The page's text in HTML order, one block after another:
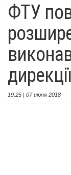
ФТУ
19:25 | 07 июня 2018